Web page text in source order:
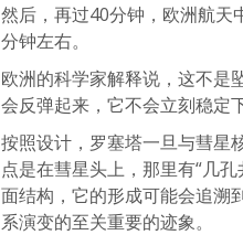
然后，再过40分钟，欧洲航天
分钟左右。
欧洲的科学家解释说，这不是
会反弹起来，它不会立刻稳定
按照设计，罗塞塔一旦与彗星
点是在彗星头上，那里有“几
面结构，它的形成可能会追溯
系演变的至关重要的迹象。